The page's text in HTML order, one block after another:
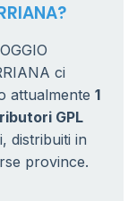
ci
attualmente 1
GPL
distribuiti in
province.